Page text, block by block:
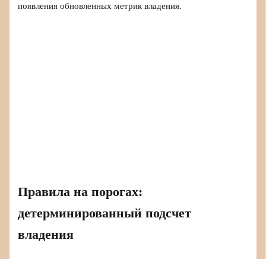
появления обновленных метрик владения.
Правила на порогах:
детерминированный подсчет
владения